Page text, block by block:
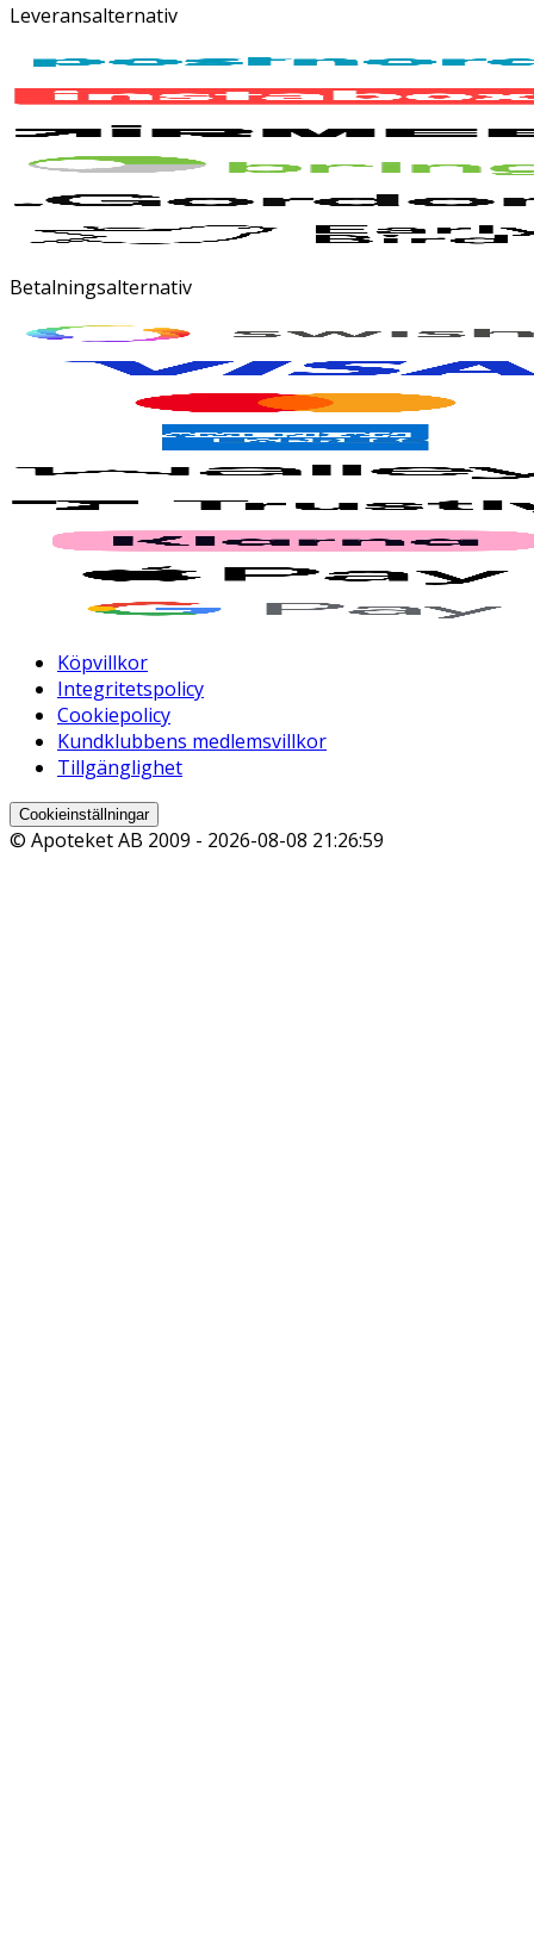
Leveransalternativ
Betalningsalternativ
Köpvillkor
Integritetspolicy
Cookiepolicy
Kundklubbens medlemsvillkor
Tillgänglighet
Cookieinställningar
© Apoteket AB 2009 - 2026-08-08 21:26:59